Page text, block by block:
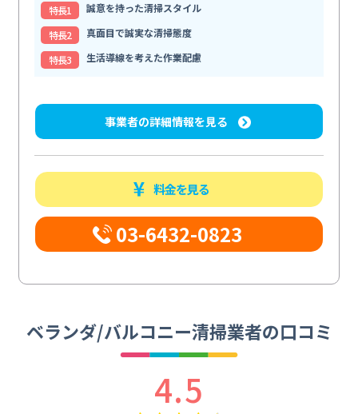
特⻑1
誠意を持った清掃スタイル
特⻑2
真面目で誠実な清掃態度
特⻑3
生活導線を考えた作業配慮
事業者の詳細情報を見る
料金を見る
03-6432-0823
ベランダ/バルコニー清掃業者の口コミ
4.5